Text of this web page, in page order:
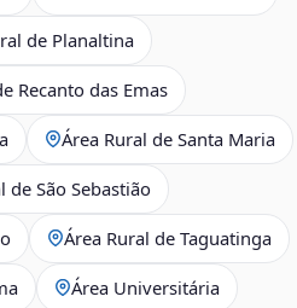
de Planaltina
Recanto das Emas
Área Rural de Santa Maria
de São Sebastião
Área Rural de Taguatinga
Área Universitária